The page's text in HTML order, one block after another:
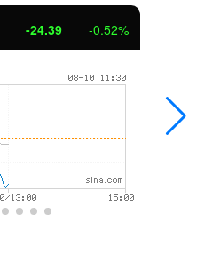
-24.39 -0.52%